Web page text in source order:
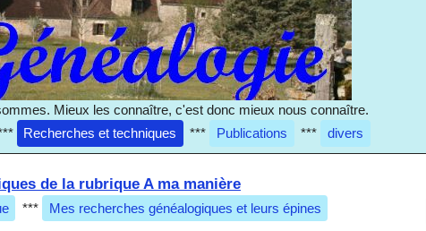
Mieux les connaître, c'est donc mieux nous connaître.
Recherches et techniques *** Publications *** divers
de la rubrique A ma manière
*** Mes recherches généalogiques et leurs épines